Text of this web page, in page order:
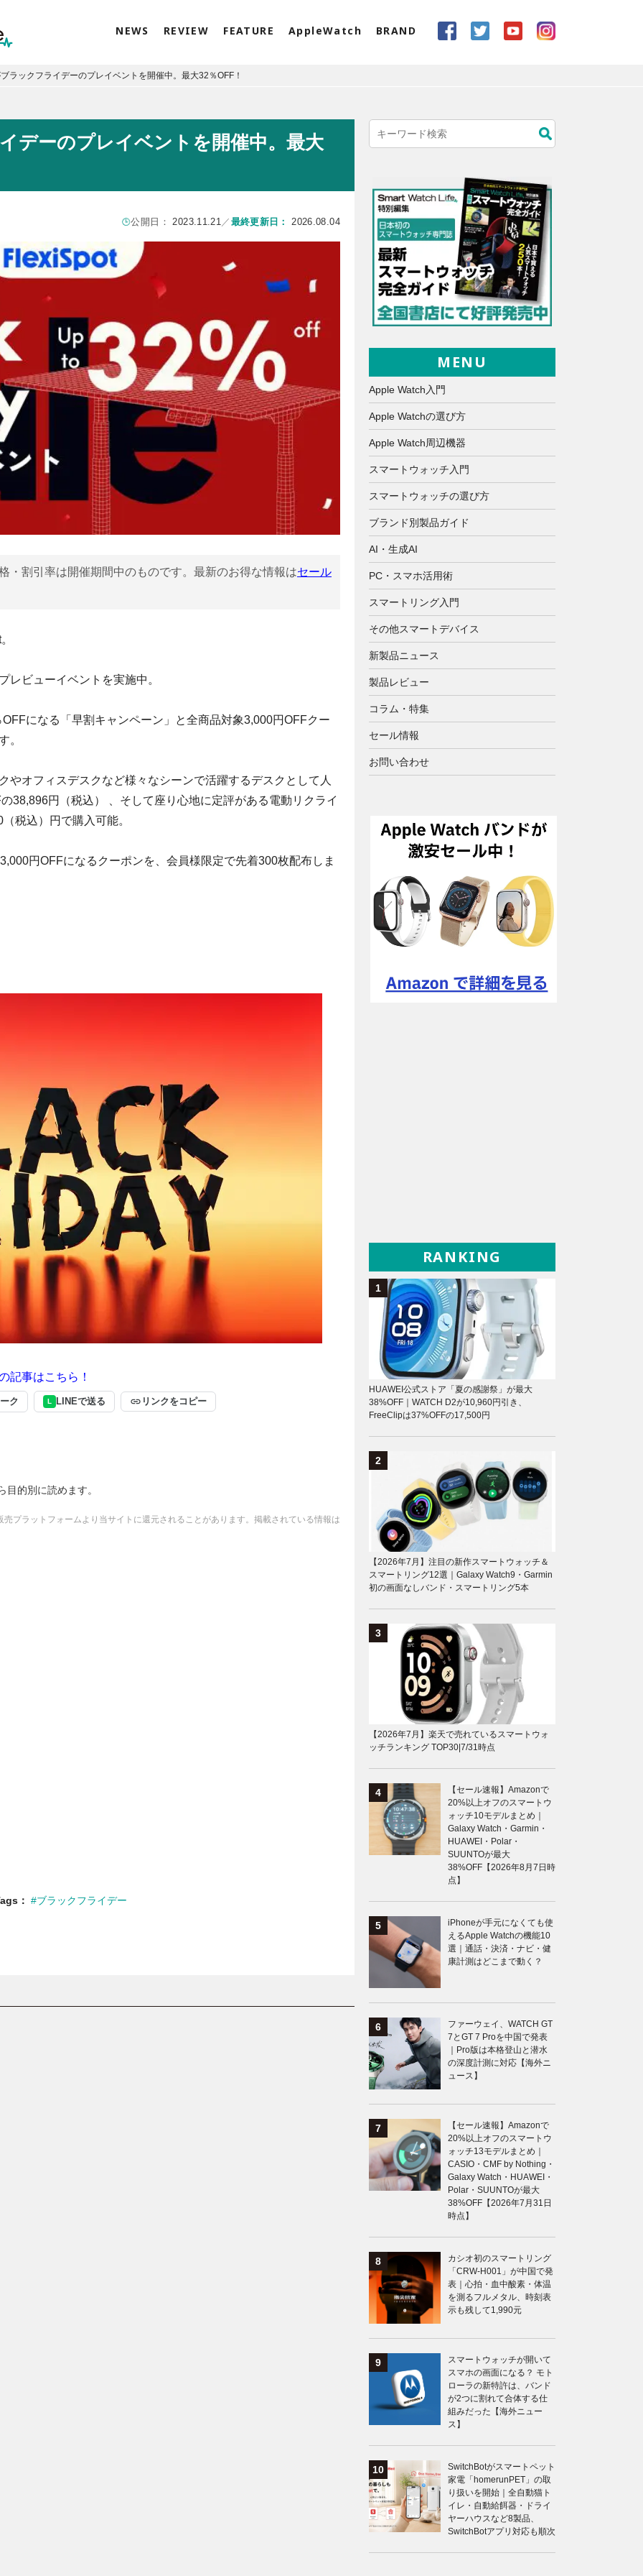
NEWS REVIEW FEATURE AppleWatch BRAND
ラックフライデーのプレイベントを開催中。最大32％OFF！
デーのプレイベントを開催中。最大
公開日：2023.11.21／ 最終更新日： 2026.08.04
・割引率は開催期間中のものです。最新のお得な情報はセール
レビューイベントを実施中。
になる「早割キャンペーン」と全商品対象3,000円OFFクー
。
やオフィスデスクなど様々なシーンで活躍するデスクとして人
38,896円（税込） 、そして座り心地に定評がある電動リクライ
税込）円で購入可能。
円OFFになるクーポンを、会員様限定で先着300枚配布しま
記事はこちら！
ク L LINEで送る リンクをコピー
目的別に読めます。
プラットフォームより当サイトに還元されることがあります。掲載されている情報は
#ブラックフライデー
MENU
Apple Watch入門
Apple Watchの選び方
Apple Watch周辺機器
スマートウォッチ入門
スマートウォッチの選び方
ブランド別製品ガイド
AI・生成AI
PC・スマホ活用術
スマートリング入門
その他スマートデバイス
新製品ニュース
製品レビュー
コラム・特集
セール情報
お問い合わせ
RANKING
HUAWEI公式ストア「夏の感謝祭」が最大
38%OFF｜WATCH D2が10,960円引き、
FreeClipは37%OFFの17,500円
【2026年7月】注目の新作スマートウォッチ＆
スマートリング12選｜Galaxy Watch9・Garmin
初の画面なしバンド・スマートリング5本
【2026年7月】楽天で売れているスマートウォ
ッチランキング TOP30|7/31時点
【セール速報】Amazonで
20%以上オフのスマートウ
ォッチ10モデルまとめ｜
Galaxy Watch・Garmin・
HUAWEI・Polar・
SUUNTOが最大
38%OFF【2026年8月7日時
点】
iPhoneが手元になくても使
えるApple Watchの機能10
選｜通話・決済・ナビ・健
康計測はどこまで動く？
ファーウェイ、WATCH GT
7とGT 7 Proを中国で発表
｜Pro版は本格登山と潜水
の深度計測に対応【海外ニ
ュース】
【セール速報】Amazonで
20%以上オフのスマートウ
ォッチ13モデルまとめ｜
CASIO・CMF by Nothing・
Galaxy Watch・HUAWEI・
Polar・SUUNTOが最大
38%OFF【2026年7月31日
時点】
カシオ初のスマートリング
「CRW-H001」が中国で発
表｜心拍・血中酸素・体温
を測るフルメタル、時刻表
示も残して1,990元
スマートウォッチが開いて
スマホの画面になる？ モト
ローラの新特許は、バンド
が2つに割れて合体する仕
組みだった【海外ニュー
ス】
SwitchBotがスマートペット
家電「homerunPET」の取
り扱いを開始｜全自動猫ト
イレ・自動給餌器・ドライ
ヤーハウスなど8製品、
SwitchBotアプリ対応も順次